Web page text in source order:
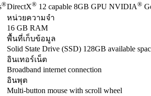
®DirectX® 12 capable 8GB GPU NVIDIA®
หน่วยความจำ
16 GB RAM
พื้นที่เก็บข้อมูล
Solid State Drive (SSD) 128GB available
อินเทอร์เน็ต
Broadband internet connection
อินพุต
Multi-button mouse with scroll wheel